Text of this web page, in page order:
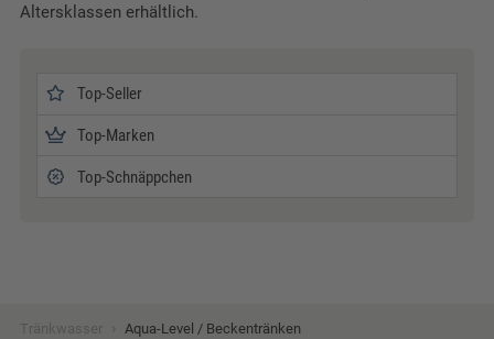
Altersklassen erhältlich.
Top-Seller
Top-Marken
Top-Schnäppchen
Tränkwasser Aqua-Level / Beckentränken